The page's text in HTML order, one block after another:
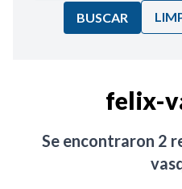
BUSCAR
felix-
Se encontraron 2